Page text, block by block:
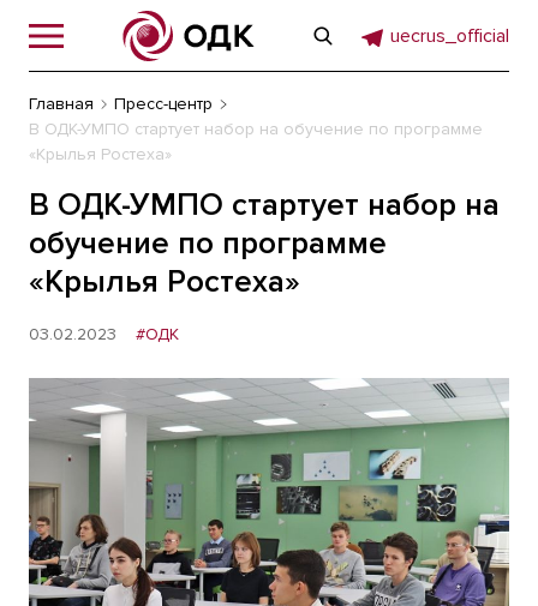
uecrus_official
Главная
Пресс-центр
В ОДК-УМПО стартует набор на обучение по программе
«Крылья Ростеха»
В ОДК-УМПО стартует набор на
обучение по программе
«Крылья Ростеха»
03.02.2023 #ОДК